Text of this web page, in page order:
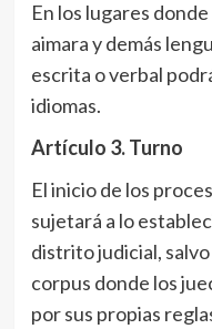
En los lugares
aimara y demás
escrita o verbal
idiomas.
Artículo 3. Turno
El inicio de los
sujetará a lo
distrito judicial,
corpus donde los
por sus propias